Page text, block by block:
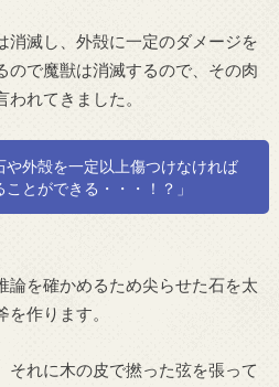
消滅し、外殻に一定のダメージを
ので魔獣は消滅するので、その肉
れてきました。
や外殻を一定以上傷つけなければ
とができる・・・！？」
論を確かめるため尖らせた石を太
作ります。
それに木の皮で撚った弦を張って